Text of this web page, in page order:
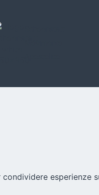
esperienze